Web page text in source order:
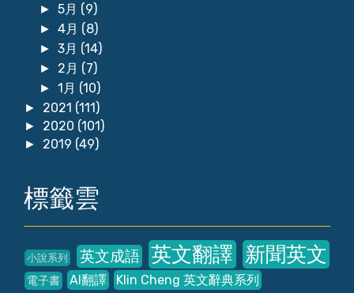
►5月 (9)
►4月 (8)
►3月 (14)
► 2月 (7)
►1月 (10)
► 2021 (111)
► 2020 (101)
► 2019 (49)
標籤雲
小說系列 英文成語 英文翻譯 新聞英文
電子書 AI翻譯 Klin Cheng 英文辭典系列